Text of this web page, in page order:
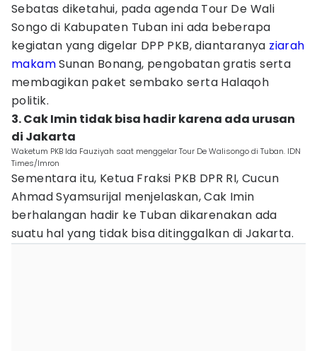
Sebatas diketahui, pada agenda Tour De Wali
Songo di Kabupaten Tuban ini ada beberapa
kegiatan yang digelar DPP PKB, diantaranya ziarah
makamSunan Bonang, pengobatan gratis serta
membagikan paket sembako serta Halaqoh
politik.
3. Cak Imin tidak bisa hadir karena ada urusan
di Jakarta
Waketum PKB Ida Fauziyah saat menggelar Tour De Walisongo di Tuban. IDN
Times/Imron
Sementara itu, Ketua Fraksi PKB DPR RI, Cucun
Ahmad Syamsurijal menjelaskan, Cak Imin
berhalangan hadir ke Tuban dikarenakan ada
suatu hal yang tidak bisa ditinggalkan di Jakarta.